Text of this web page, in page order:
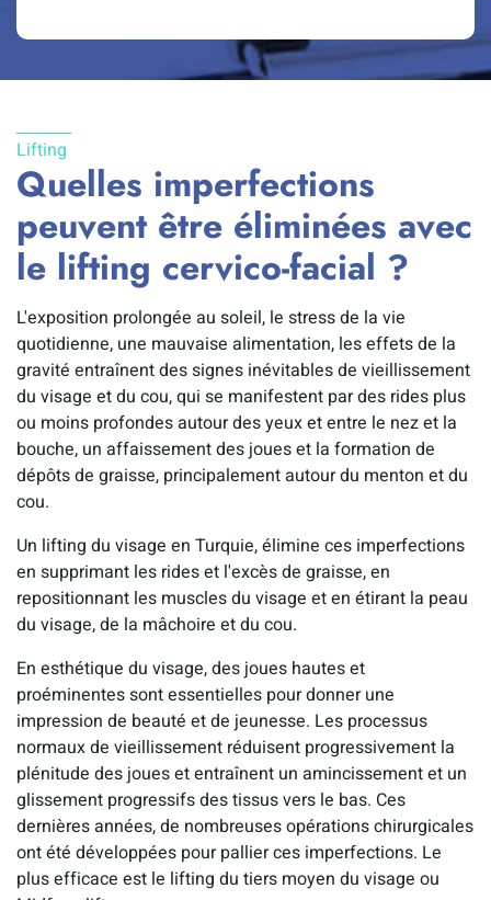
Lifting
Quelles imperfections
peuvent être éliminées avec
le lifting cervico-facial ?
L'exposition prolongée au soleil, le stress de la vie
quotidienne, une mauvaise alimentation, les effets de la
gravité entraînent des signes inévitables de vieillissement
du visage et du cou, qui se manifestent par des rides plus
ou moins profondes autour des yeux et entre le nez et la
bouche, un affaissement des joues et la formation de
dépôts de graisse, principalement autour du menton et du
cou.
Un lifting du visage en Turquie, élimine ces imperfections
en supprimant les rides et l'excès de graisse, en
repositionnant les muscles du visage et en étirant la peau
du visage, de la mâchoire et du cou.
En esthétique du visage, des joues hautes et
proéminentes sont essentielles pour donner une
impression de beauté et de jeunesse. Les processus
normaux de vieillissement réduisent progressivement la
plénitude des joues et entraînent un amincissement et un
glissement progressifs des tissus vers le bas. Ces
dernières années, de nombreuses opérations chirurgicales
ont été développées pour pallier ces imperfections. Le
plus efficace est le lifting du tiers moyen du visage ou